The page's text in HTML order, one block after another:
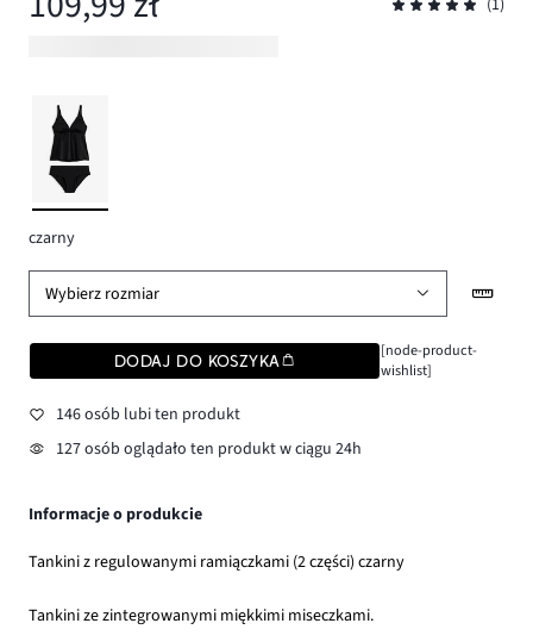
czarny
Wybierz rozmiar
DODAJ DO KOSZYKA
[node-product-
wishlist]
146 osób lubi ten produkt
127 osób oglądało ten produkt w ciągu 24h
Informacje o produkcie
Tankini z regulowanymi ramiączkami (2 części) czarny
Tankini ze zintegrowanymi miękkimi miseczkami.